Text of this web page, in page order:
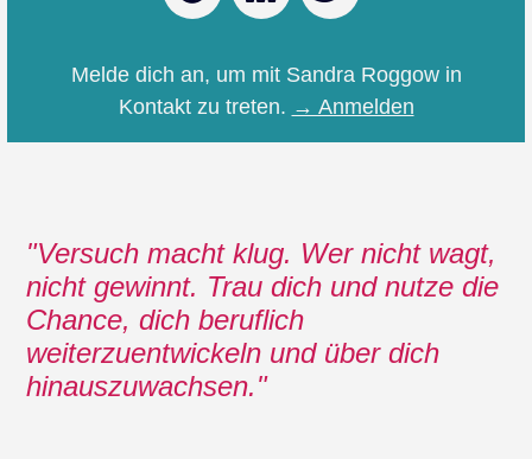
Melde dich an, um mit Sandra Roggow in
Kontakt zu treten. → Anmelden
Versuch macht klug. Wer nicht wagt,
nicht gewinnt. Trau dich und nutze die
Chance, dich beruflich
weiterzuentwickeln und über dich
hinauszuwachsen.